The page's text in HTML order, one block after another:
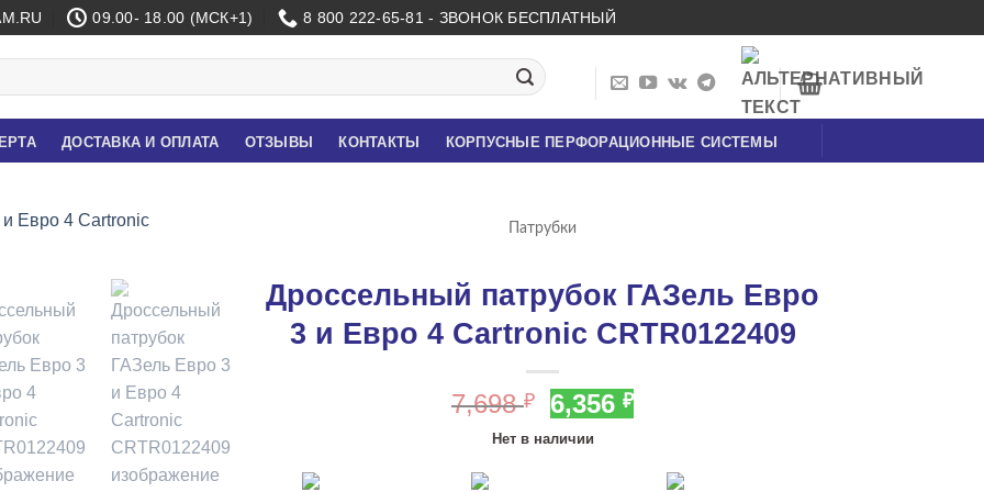
09.00- 18.00 (МСК+1) 8 800 222-65-81 - ЗВОНОК БЕСПЛАТНЫЙ
ДОСТАВКА И ОПЛАТА ОТЗЫВЫ КОНТАКТЫ КОРПУСНЫЕ ПЕРФОРАЦИОННЫЕ СИСТЕМЫ
Патрубки
Дроссельный патрубок ГАЗель Евро
3 и Евро 4 Cartronic CRTR0122409
7,698₽
Первоначальная
цена
6,356₽Текущая
цена:
Нет в наличии